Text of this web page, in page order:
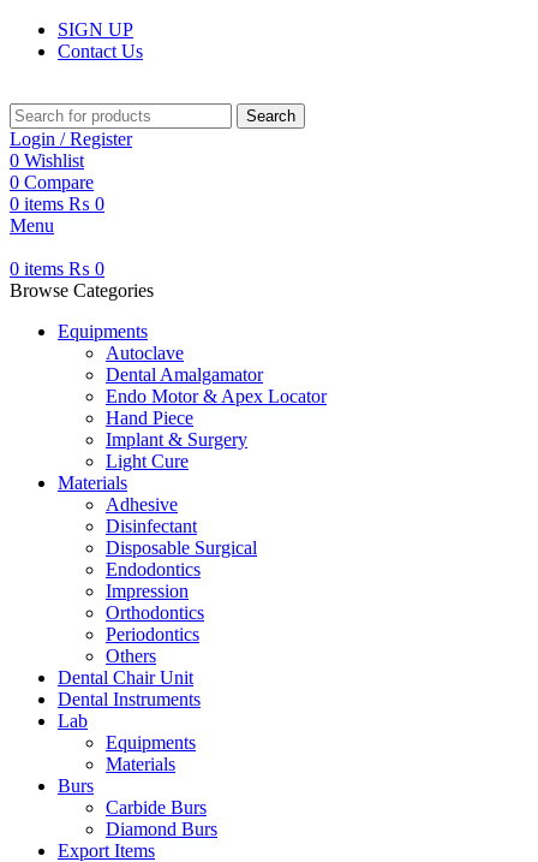
SIGN UP
Contact Us
Search
Login / Register
0 Wishlist
0 Compare
0 items ₨ 0
Menu
0 items ₨ 0
Browse Categories
Equipments
Autoclave
Dental Amalgamator
Endo Motor & Apex Locator
Hand Piece
Implant & Surgery
Light Cure
Materials
Adhesive
Disinfectant
Disposable Surgical
Endodontics
Impression
Orthodontics
Periodontics
Others
Dental Chair Unit
Dental Instruments
Lab
Equipments
Materials
Burs
Carbide Burs
Diamond Burs
Export Items